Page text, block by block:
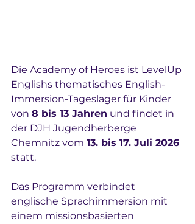
Die Academy of Heroes ist LevelUp
Englishs thematisches English-
Immersion-Tageslager für Kinder
von 8 bis 13 Jahren und findet in
der DJH Jugendherberge
Chemnitz vom 13. bis 17. Juli 2026
statt.
Das Programm verbindet
englische Sprachimmersion mit
einem missionsbasierten